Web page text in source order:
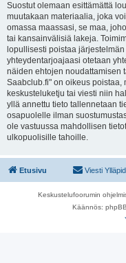
Suostut olemaan esittämättä
muutakaan materiaalia, joka
omassa maassasi, se maa,
tai kansainvälisiä lakeja.
lopullisesti poistaa
yhteydentarjoajaasi otetaan
näiden ehtojen noudattamisen
Saabclub.fi" on oikeus poistaa,
keskusteluketju tai viesti niin
yllä annettu tieto tallennetaan
osapuolelle ilman
ole vastuussa mahdollisen
ulkopuolisille tahoille.
Etusivu Viesti
Keskustelufoorumin
Käännös: